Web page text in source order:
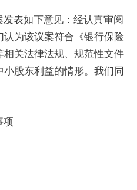
表如下意见：经认真审阅
为该议案符合《银行保险
关法律法规、规范性文件
股东利益的情形。我们同
项